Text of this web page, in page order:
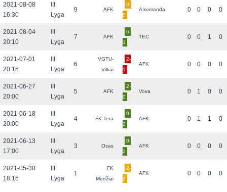
2021-08-08
16:30
Lyga
9 AFK
0-
0
A komanda 0 0 0 0
2021-08-04
20:10
Lyga
7 AFK
6-
1
TEC 0 0 1 0
2021-07-01
20:15
Lyga
6
VGTU-
Vilkai
2-
1
AFK 0 0 0 0
2021-06-27
20:00
Lyga
5 AFK
2-
0
Vova 0 1 0 0
2021-06-18
20:00
Lyga
4 FK Tera
0-
2
AFK 0 1 1 0
2021-06-13
17:00
Lyga
3 Ozas
0-
2
AFK 0 0 0 0
2021-05-30
18:15
Lyga
1
FK
Medžiai
2-
2
AFK 0 0 0 0